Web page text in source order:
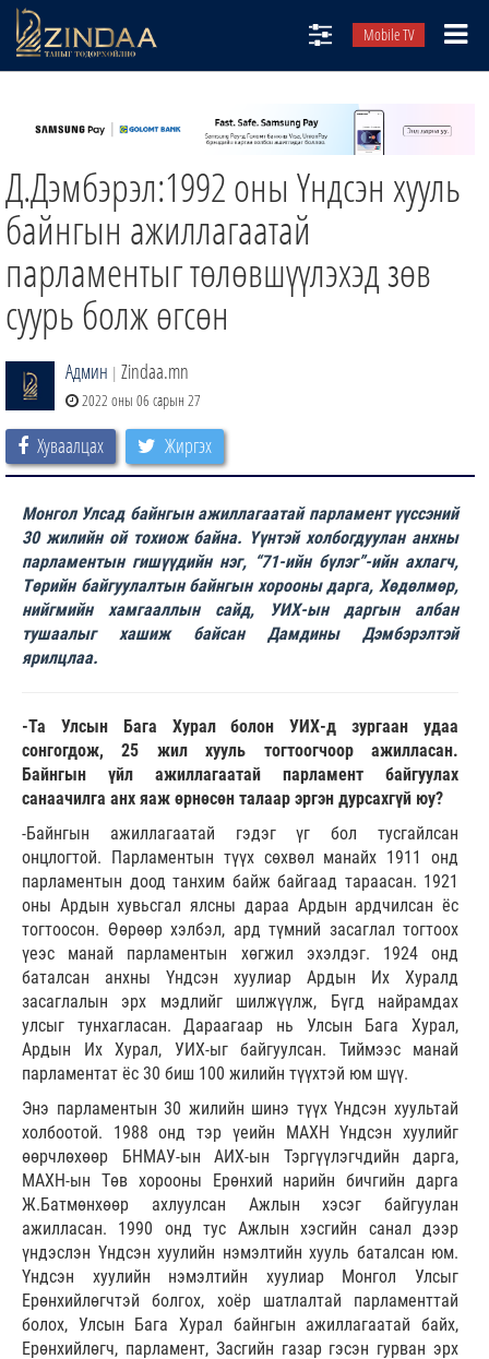
Mobile TV
ТВ8
ӨГЛӨӨНИЙ СОНИН
АУДИО ЗОХИОЛ
Д.Дэмбэрэл:1992 оны Үндсэн хууль
байнгын ажиллагаатай
парламентыг төлөвшүүлэхэд зөв
суурь болж өгсөн
Админ | Zindaa.mn
2022 оны 06 сарын 27
Хуваалцах Жиргэх
Монгол Улсад байнгын ажиллагаатай парламент үүссэний
30 жилийн ой тохиож байна. Үүнтэй холбогдуулан анхны
парламентын гишүүдийн нэг, “71-ийн бүлэг”-ийн ахлагч,
Төрийн байгуулалтын байнгын хорооны дарга, Хөдөлмөр,
нийгмийн хамгааллын сайд, УИХ-ын даргын албан
тушаалыг хашиж байсан Дамдины Дэмбэрэлтэй
ярилцлаа.
-Та Улсын Бага Хурал болон УИХ-д зургаан удаа
сонгогдож, 25 жил хууль тогтоогчоор ажилласан.
Байнгын үйл ажиллагаатай парламент байгуулах
санаачилга анх яаж өрнөсөн талаар эргэн дурсахгүй юу?
-Байнгын ажиллагаатай гэдэг үг бол тусгайлсан
онцлогтой. Парламентын түүх сөхвөл манайх 1911 онд
парламентын доод танхим байж байгаад тараасан. 1921
оны Ардын хувьсгал ялсны дараа Ардын ардчилсан ёс
тогтоосон. Өөрөөр хэлбэл, ард түмний засаглал тогтоох
үеэс манай парламентын хөгжил эхэлдэг. 1924 онд
баталсан анхны Үндсэн хуулиар Ардын Их Хуралд
засаглалын эрх мэдлийг шилжүүлж, Бүгд найрамдах
улсыг тунхагласан. Дараагаар нь Улсын Бага Хурал,
Ардын Их Хурал, УИХ-ыг байгуулсан. Тиймээс манай
парламентат ёс 30 биш 100 жилийн түүхтэй юм шүү.
Энэ парламентын 30 жилийн шинэ түүх Үндсэн хуультай
холбоотой. 1988 онд тэр үеийн МАХН Үндсэн хуулийг
өөрчлөхөөр БНМАУ-ын АИХ-ын Тэргүүлэгчдийн дарга,
МАХН-ын Төв хорооны Ерөнхий нарийн бичгийн дарга
Ж.Батмөнхөөр ахлуулсан Ажлын хэсэг байгуулан
ажилласан. 1990 онд тус Ажлын хэсгийн санал дээр
үндэслэн Үндсэн хуулийн нэмэлтийн хууль баталсан юм.
Үндсэн хуулийн нэмэлтийн хуулиар Монгол Улсыг
Ерөнхийлөгчтэй болгох, хоёр шатлалтай парламенттай
болох, Улсын Бага Хурал байнгын ажиллагаатай байх,
Ерөнхийлөгч, парламент, Засгийн газар гэсэн гурван эрх